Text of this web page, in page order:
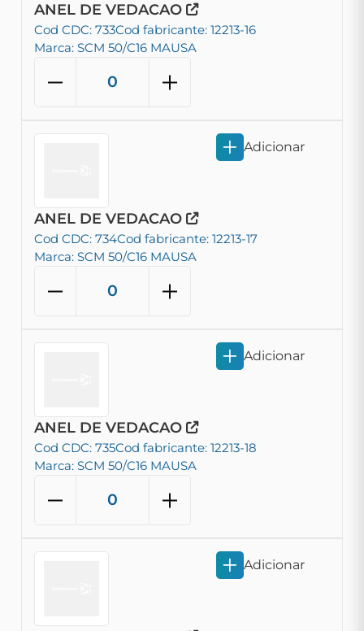
ANEL DE VEDACAO
Cod CDC: 733Cod fabricante: 12213-16
Marca: SCM 50/C16 MAUSA
ANEL DE VEDACAO
Cod CDC: 734Cod fabricante: 12213-17
Marca: SCM 50/C16 MAUSA
Adicionar
ANEL DE VEDACAO
Cod CDC: 735Cod fabricante: 12213-18
Marca: SCM 50/C16 MAUSA
Adicionar
Adicionar